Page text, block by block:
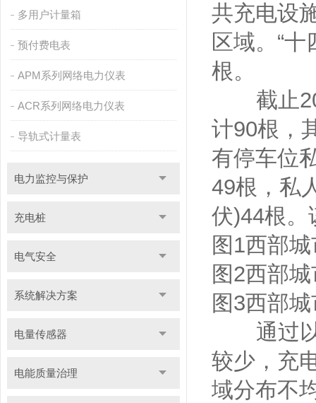
多用户计量箱
预付费电表
APM系列网络电力仪表
ACR系列网络电力仪表
导轨式计量表
电力监控与保护
充电桩
电气安全
系统解决方案
电量传感器
电能质量治理
共充电设
区域。“
根。
截止
计90根，
有停车位
49根，私
伏)44根。
图1西部
图2西部
图3西部
通过以
较少，充
域分布不